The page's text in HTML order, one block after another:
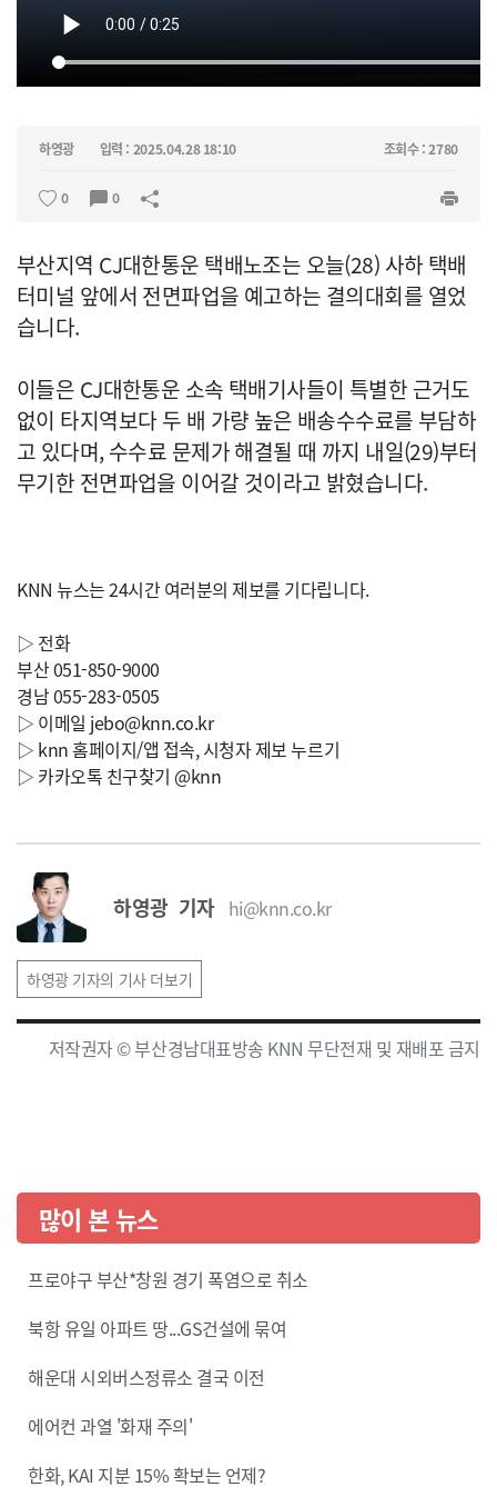
하영광 입력 : 2025.04.28 18:10 조회수 : 2780
0 0
부산지역 CJ대한통운 택배노조는 오늘(28) 사하 택배
터미널 앞에서 전면파업을 예고하는 결의대회를 열었
습니다.
이들은 CJ대한통운 소속 택배기사들이 특별한 근거도
없이 타지역보다 두 배 가량 높은 배송수수료를 부담하
고 있다며, 수수료 문제가 해결될 때 까지 내일(29)부터
무기한 전면파업을 이어갈 것이라고 밝혔습니다.
KNN 뉴스는 24시간 여러분의 제보를 기다립니다.
▷ 전화
부산 051-850-9000
경남 055-283-0505
▷ 이메일 jebo@knn.co.kr
▷ knn 홈페이지/앱 접속, 시청자 제보 누르기
▷ 카카오톡 친구찾기 @knn
하영광 기자 hi@knn.co.kr
하영광 기자의 기사 더보기
저작권자 © 부산경남대표방송 KNN 무단전재 및 재배포 금지
많이 본 뉴스
프로야구 부산*창원 경기 폭염으로 취소
북항 유일 아파트 땅...GS건설에 묶여
해운대 시외버스정류소 결국 이전
에어컨 과열 '화재 주의'
한화, KAI 지분 15% 확보는 언제?